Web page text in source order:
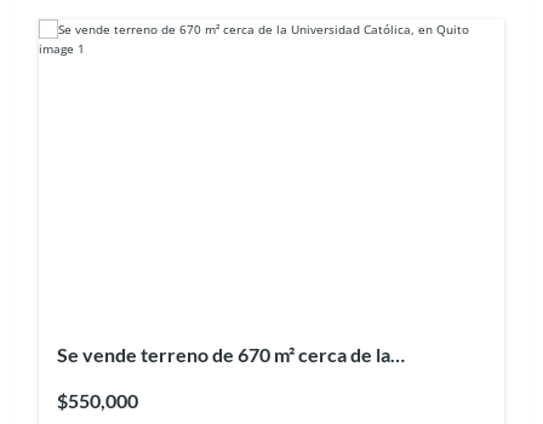
Se vende terreno de 670 m² cerca de la
$550,000